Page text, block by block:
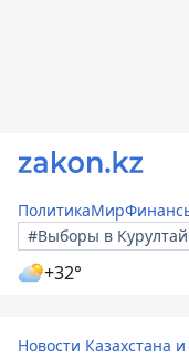
ПолитикаМир
#Выборы в Курултай
+32°
Новости Казахстана